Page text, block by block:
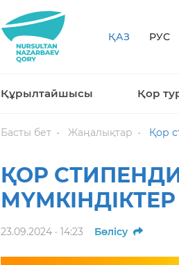
ҚАЗ РУС
Құрылтайшысы Қор
Басты бет Жаңалықтар Қор
ҚОР
23.09.2024 · 14:23 Бөлісу